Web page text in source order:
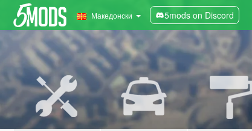
Македонски 5mods on Discord